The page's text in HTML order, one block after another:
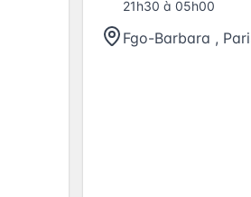
21h30 à 05h00
Fgo-Barbara ,